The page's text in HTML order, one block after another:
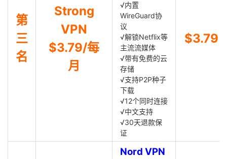
第
三
名
Strong
VPN
$3.79/每
月
√内置
WireGuard协
议
√解锁Netflix等
主流流媒体
√带有免费的云
存储
√支持P2P种子
下载
√12个同时连接
√中文支持
√30天退款保
证
$3.79
Nord VPN